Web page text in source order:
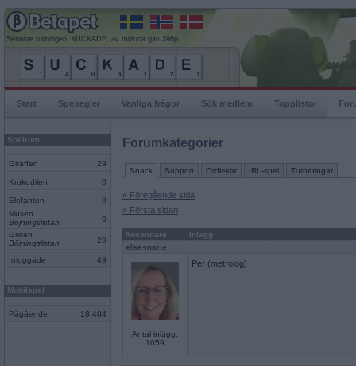
Senaste rullningen, sUCKADE, av mizuna gav 396p
Start Spelregler Vanliga frågor Sök medlem Topplistor
Spelrum
Giraffen 29
Krokodilen 0
Elefanten
0
Musen
Böjningslistan
0
Grisen
Böjningslistan
20
Inloggade 49
Mobilspel
Pågående 18 404
Forumkategorier
Snack Support Ordlekar IRL-spel Turneringar
« Föregående sida
« Första sidan
Användare
Inlägg
else-marie
Antal inlägg:
1059
Per (metrolog)